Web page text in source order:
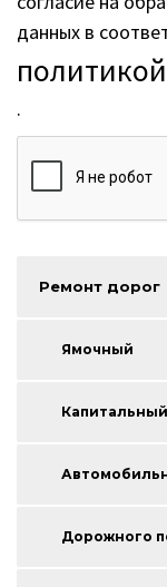
данных в
.
Ремонт дорог
Ямочный
Капитальный
Дорожного